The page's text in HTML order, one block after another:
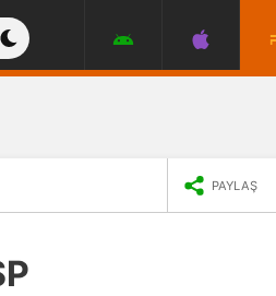
PAYLAŞ